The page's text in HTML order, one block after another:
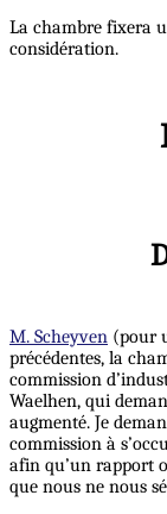
La chambre fixera
considération.
M. Scheyven (pour
précédentes, la
commission
Waelhen, qui
augmenté. Je
commission à
afin qu’un rapport
que nous ne nous